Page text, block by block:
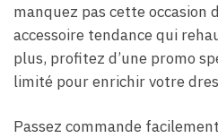
manquez pas cette occasion
accessoire tendance qui
plus, profitez d’une promo
limité pour enrichir votre
Passez commande